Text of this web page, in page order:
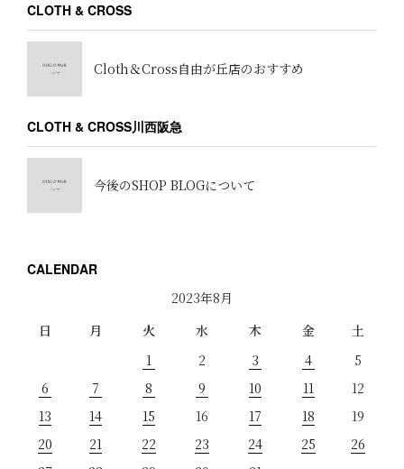
CLOTH & CROSS
Cloth＆Cross自由が丘店のおすすめ
CLOTH & CROSS川西阪急
今後のSHOP BLOGについて
CALENDAR
2023年8月
日
月 火 水 木 金
土
1
2 3 4
5
6
7 8 9 10 11
12
13
14 15 16 17 18
19
20
21 22 23 24 25
26